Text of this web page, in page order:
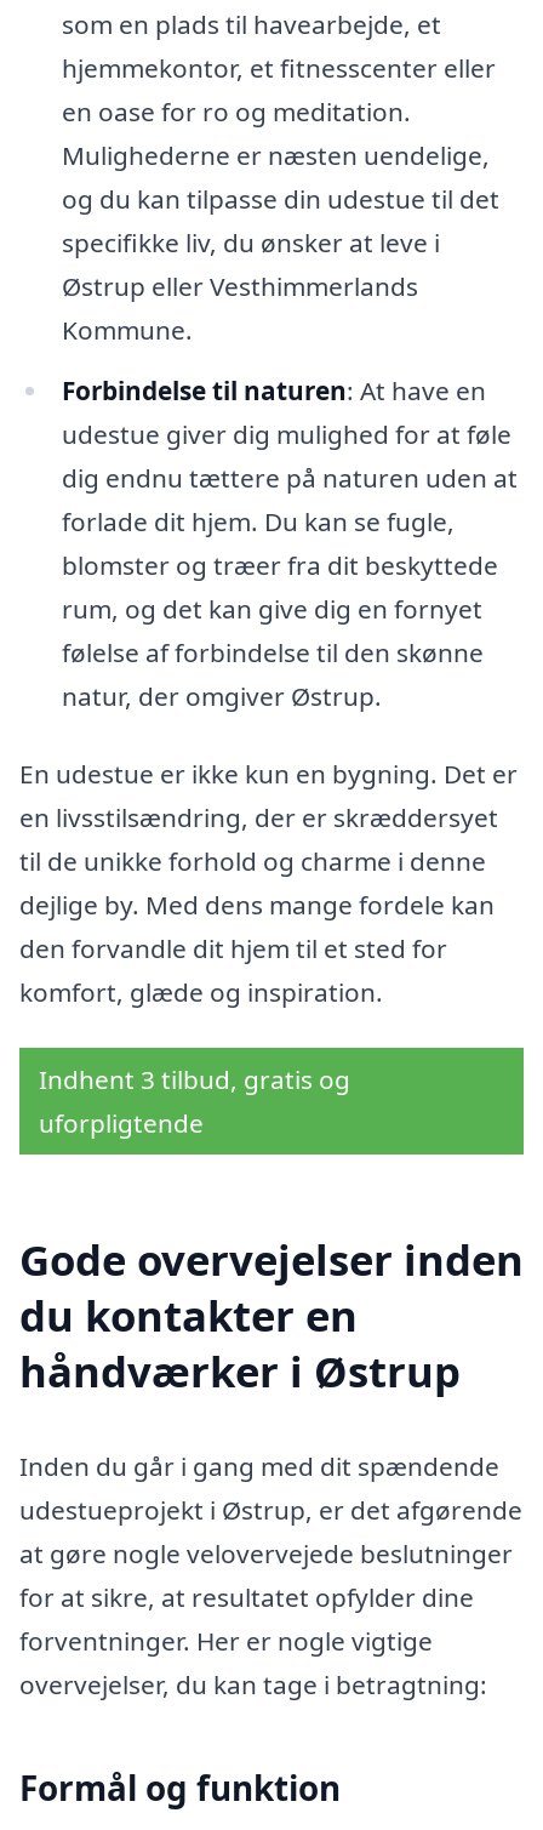
som en plads til havearbejde, et
hjemmekontor, et fitnesscenter eller
en oase for ro og meditation.
Mulighederne er næsten uendelige,
og du kan tilpasse din udestue til det
specifikke liv, du ønsker at leve i
Østrup eller Vesthimmerlands
Kommune.
Forbindelse til naturen: At have en
udestue giver dig mulighed for at føle
dig endnu tættere på naturen uden at
forlade dit hjem. Du kan se fugle,
blomster og træer fra dit beskyttede
rum, og det kan give dig en fornyet
følelse af forbindelse til den skønne
natur, der omgiver Østrup.
En udestue er ikke kun en bygning. Det er
en livsstilsændring, der er skræddersyet
til de unikke forhold og charme i denne
dejlige by. Med dens mange fordele kan
den forvandle dit hjem til et sted for
komfort, glæde og inspiration.
Indhent 3 tilbud, gratis og
uforpligtende
Gode overvejelser inden
du kontakter en
håndværker i Østrup
Inden du går i gang med dit spændende
udestueprojekt i Østrup, er det afgørende
at gøre nogle velovervejede beslutninger
for at sikre, at resultatet opfylder dine
forventninger. Her er nogle vigtige
overvejelser, du kan tage i betragtning:
Formål og funktion